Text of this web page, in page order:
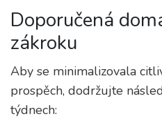
Doporučená
zákroku
Aby se minimalizovala
prospěch, dodržujte
týdnech: